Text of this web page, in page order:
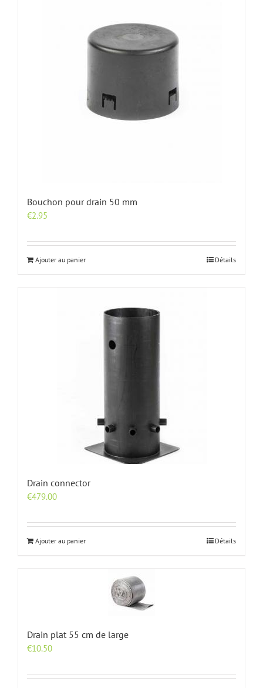
Bouchon pour drain 50 mm
€2.95
Ajouter au panier Détails
Drain connector
€479.00
Ajouter au panier Détails
Drain plat 55 cm de large
€10.50